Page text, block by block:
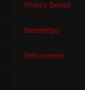
Privacy Beleid
Bedenktijd
Retourneren